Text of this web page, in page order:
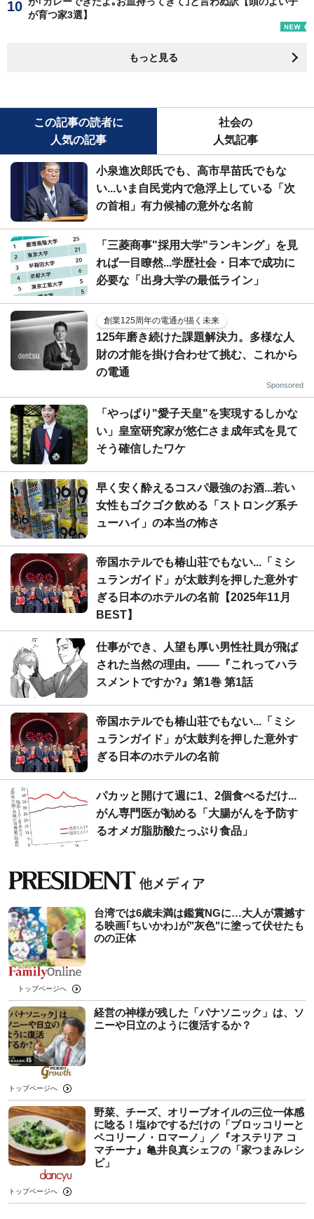
が育つ家3選】
もっと見る
この記事の読者に
人気の記事
社会の
人気記事
小泉進次郎氏でも、高市早苗氏でもな
い...いま自民党内で急浮上している「次
の首相」有力候補の意外な名前
「三菱商事"採用大学"ランキング」を見
れば一目瞭然...学歴社会・日本で成功に
必要な「出身大学の最低ライン」
創業125周年の電通が描く未来
125年磨き続けた課題解決力。多様な人
財の才能を掛け合わせて挑む、これから
の電通
Sponsored
「やっぱり"愛子天皇"を実現するしかな
い」皇室研究家が悠仁さま成年式を見て
そう確信したワケ
早く安く酔えるコスパ最強のお酒...若い
女性もゴクゴク飲める「ストロング系チ
ューハイ」の本当の怖さ
帝国ホテルでも椿山荘でもない...「ミシ
ュランガイド」が太鼓判を押した意外す
ぎる日本のホテルの名前【2025年11月
BEST】
仕事ができ、人望も厚い男性社員が飛ば
された当然の理由。――『これってハラ
スメントですか?』第1巻 第1話
帝国ホテルでも椿山荘でもない...「ミシ
ュランガイド」が太鼓判を押した意外す
ぎる日本のホテルの名前
パカッと開けて週に1、2個食べるだけ...
がん専門医が勧める「大腸がんを予防す
るオメガ脂肪酸たっぷり食品」
台湾では6歳未満は鑑賞NGに…大人が震撼す
る映画｢ちいかわ｣が"灰色"に塗って伏せたも
のの正体
トップページへ
経営の神様が残した「パナソニック」は、ソ
ニーや日立のように復活するか？
トップページへ
野菜、チーズ、オリーブオイルの三位一体感
に唸る！塩ゆでするだけの「ブロッコリーと
ペコリーノ・ロマーノ」／『オステリア コ
マチーナ』亀井良真シェフの「家つまみレシ
ピ」
トップページへ